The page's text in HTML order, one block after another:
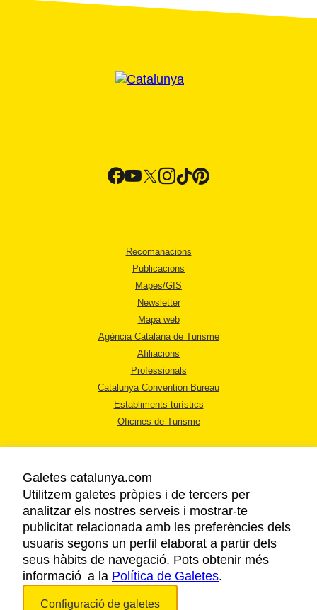
Recomanacions
Publicacions
Mapes/GIS
Newsletter
Mapa web
Agència Catalana de Turisme
Afiliacions
Professionals
Catalunya Convention Bureau
Establiments turístics
Oficines de Turisme
AVÍS LEGAL
POLÍTICA DE PRIVACITAT
COOKIES
ACCESSIBILITAT
Galetes catalunya.com
Utilitzem galetes pròpies i de tercers per
analitzar els nostres serveis i mostrar-te
publicitat relacionada amb les preferències dels
usuaris segons un perfil elaborat a partir dels
seus hàbits de navegació. Pots obtenir més
informació a la Política de Galetes.
Configuració de galetes